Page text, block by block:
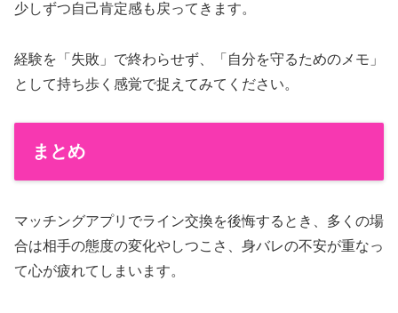
少しずつ自己肯定感も戻ってきます。
経験を「失敗」で終わらせず、「自分を守るためのメモ」
として持ち歩く感覚で捉えてみてください。
まとめ
マッチングアプリでライン交換を後悔するとき、多くの場
合は相手の態度の変化やしつこさ、身バレの不安が重なっ
て心が疲れてしまいます。